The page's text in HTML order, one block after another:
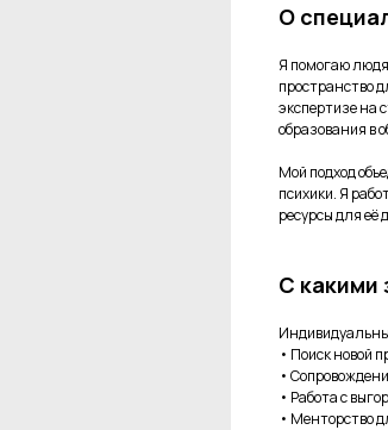
О
Я помогаю
пространство
экспертизе на
образования в
Мой подход
психики. Я
ресурсы для её
С какими
• Поиск новой
•
• Работа с
• Менторство